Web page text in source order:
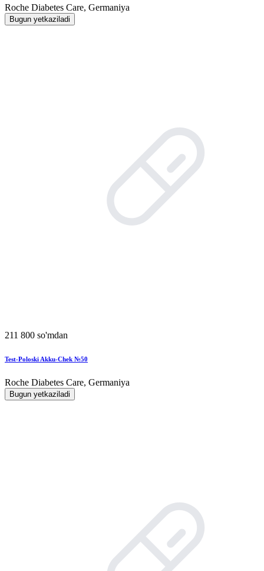
Roche Diabetes Care, Germaniya
Bugun yetkaziladi
211 800 so'mdan
Test-Poloski Akku-Chek №50
Roche Diabetes Care, Germaniya
Bugun yetkaziladi